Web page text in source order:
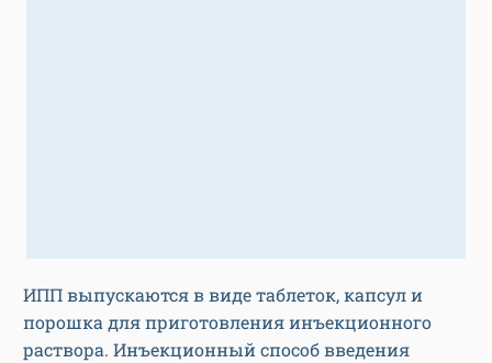
ИПП выпускаются в виде таблеток, капсул и
порошка для приготовления инъекционного
раствора. Инъекционный способ введения